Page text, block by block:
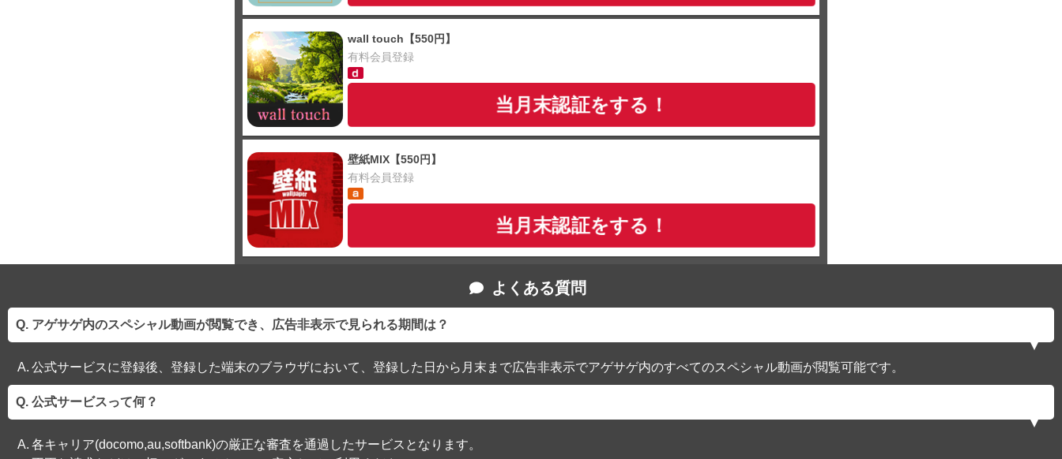
wall touch【550円】
有料会員登録
当月末認証をする！
壁紙MIX【550円】
有料会員登録
当月末認証をする！
よくある質問
アゲサゲ内のスペシャル動画が閲覧でき、広告非表示で見られる期間は？
公式サービスに登録後、登録した端末のブラウザにおいて、登録した日から月末まで広告非表示でアゲサゲ内のすべてのスペシャル動画が閲覧可能です。
公式サービスって何？
各キャリア(docomo,au,softbank)の厳正な審査を通過したサービスとなります。